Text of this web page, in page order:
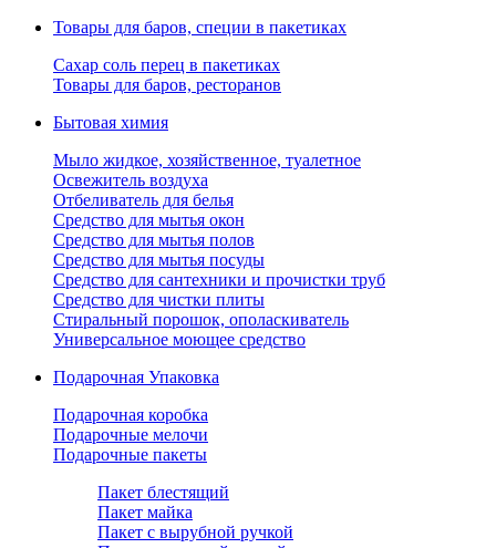
Товары для баров, специи в пакетиках
Сахар соль перец в пакетиках
Товары для баров, ресторанов
Бытовая химия
Мыло жидкое, хозяйственное, туалетное
Освежитель воздуха
Отбеливатель для белья
Средство для мытья окон
Средство для мытья полов
Средство для мытья посуды
Средство для сантехники и прочистки труб
Средство для чистки плиты
Стиральный порошок, ополаскиватель
Универсальное моющее средство
Подарочная Упаковка
Подарочная коробка
Подарочные мелочи
Подарочные пакеты
Пакет блестящий
Пакет майка
Пакет с вырубной ручкой